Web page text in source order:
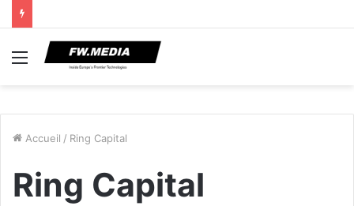
Menu
Accueil / Ring Capital
Ring Capital